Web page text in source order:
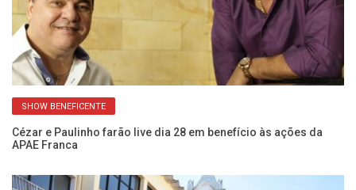
SHOW BENEFICENTE
Cézar e Paulinho farão live dia 28 em benefício às ações da
APAE Franca